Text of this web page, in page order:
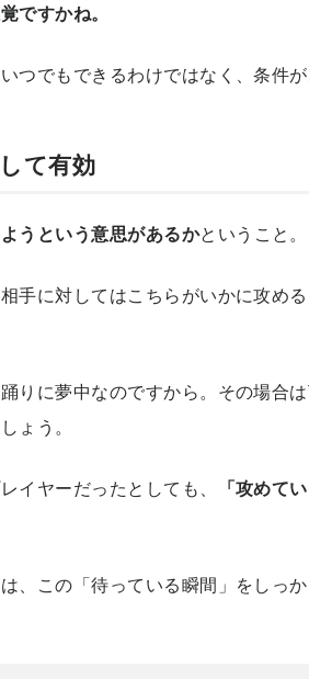
ですかね。
つでもできるわけではなく、条件が
て有効
うという意思があるかということ。
手に対してはこちらがいかに攻め
りに夢中なのですから。その場合
ょう。
イヤーだったとしても、
「攻めて
、この「待っている瞬間」をしっ